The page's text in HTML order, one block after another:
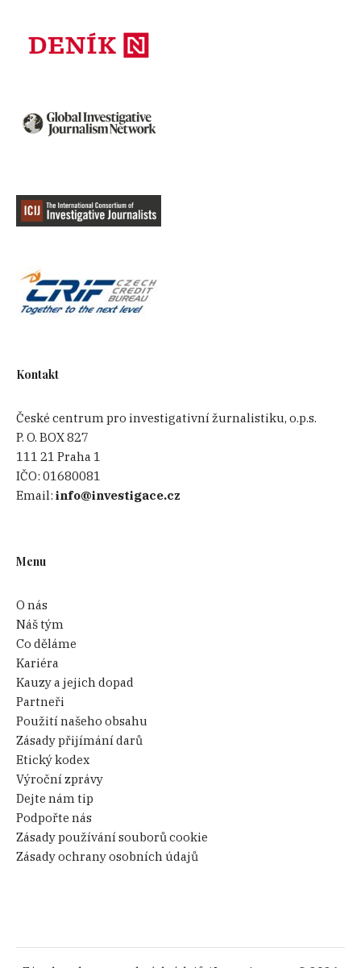
Kontakt
České centrum pro investigativní žurnalistiku, o.p.s.
P. O. BOX 827
111 21 Praha 1
IČO:01680081
Email:info@investigace.cz
Menu
O nás
Náš tým
Co děláme
Kariéra
Kauzy a jejich dopad
Partneři
Použití našeho obsahu
Zásady přijímání darů
Etický kodex
Výroční zprávy
Dejte nám tip
Podpořte nás
Zásady používání souborů cookie
Zásady ochrany osobních údajů